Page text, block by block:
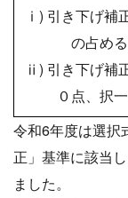
ⅰ) 引き下げ補
の占め
ⅱ) 引き下げ補
０点、択
令和6年度は選択
正」基準に該当
ました。